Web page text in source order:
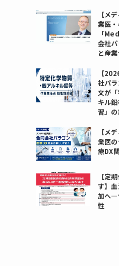
【メ
業医
「
会社
と産
【
社パ
文が
キル
習」
【メ
業医
療DX
【定
す】
加へ―
性